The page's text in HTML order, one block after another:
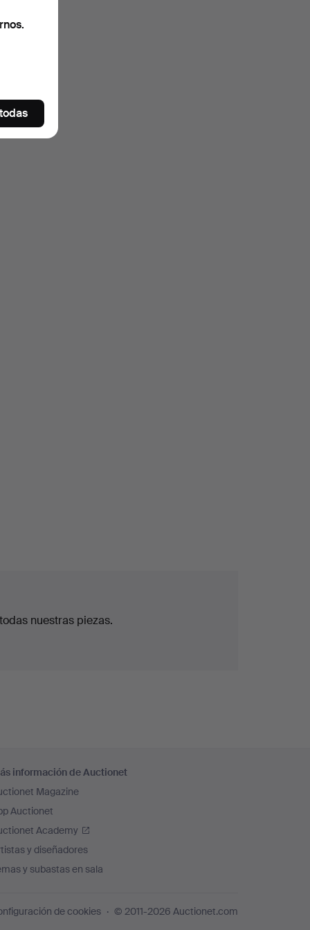
nuestras piezas.
información de Auctionet
Magazine
Auctionet
Academy
y diseñadores
y subastas en sala
de cookies © 2011-2026 Auctionet.com